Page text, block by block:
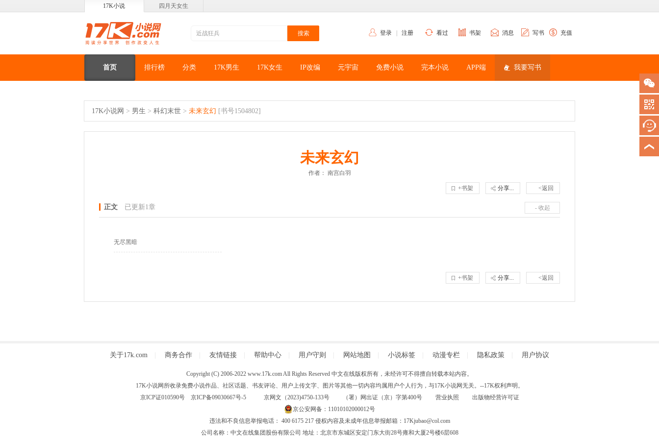
17K小说 四月天女生
登录 注册 看过 书架 消息 写书 充值
首页 排行榜 分类 17K男生 17K女生 IP改编 元宇宙 免费小说 完本小说 APP端 我要写书
17K小说网 > 男生 > 科幻末世 > 未来玄幻 [书号1504802]
未来玄幻
作者： 南宫白羽
<返回
分享...
+书架
- 收起
正文 已更新1章
无尽黑暗
<返回
分享...
+书架
关于17k.com 商务合作 友情链接 帮助中心 用户守则 网站地图 小说标签 动漫专栏 隐私政策 用户协议
Copyright (C) 2006-2022 www.17k.com All Rights Reserved 中文在线版权所有，未经许可不得擅自转载本站内容。
17K小说网所收录免费小说作品、社区话题、书友评论、用户上传文字、图片等其他一切内容均属用户个人行为，与17K小说网无关。--17K权利声明。
京ICP证010590号 京ICP备09030667号-5京网文（2023)4750-133号 （署）网出证（京）字第400号 营业执照
出版物经营许可证
京公安网备：11010102000012号
违法和不良信息举报电话： 400 6175 217 侵权内容及未成年信息举报邮箱：17Kjubao@col.com
公司名称：中文在线集团股份有限公司 地址：北京市东城区安定门东大街28号雍和大厦2号楼6层608